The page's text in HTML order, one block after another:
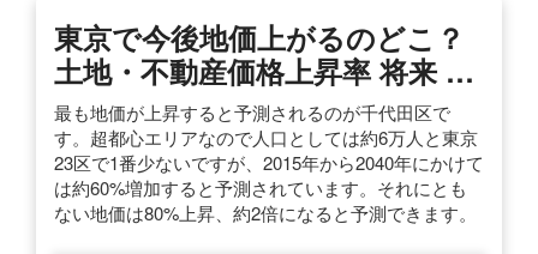
東京で今後地価上がるのどこ？
土地・不動産価格上昇率 将来 …
最も地価が上昇すると予測されるのが千代田区で
す。超都心エリアなので人口としては約6万人と東京
23区で1番少ないですが、2015年から2040年にかけて
は約60%増加すると予測されています。それにとも
ない地価は80%上昇、約2倍になると予測できます。